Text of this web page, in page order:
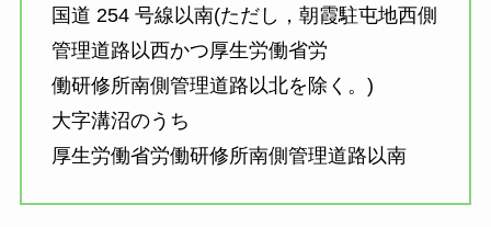
国道 254 号線以南(ただし，朝霞駐屯地西側
管理道路以西かつ厚生労働省労
働研修所南側管理道路以北を除く。)
大字溝沼のうち
厚生労働省労働研修所南側管理道路以南